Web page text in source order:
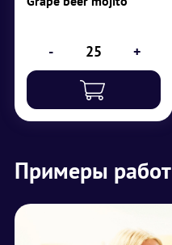
- +
Примеры работ